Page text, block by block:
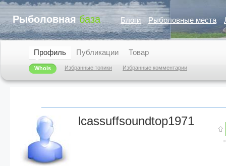
Рыболовная база Блоги Рыболовные места
Профиль
Whois Избранные топики Избранные комментарии
Публикации Товар
lcassuffsoundtop1971